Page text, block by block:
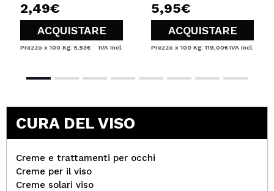
2,49€
ACQUISTARE
Prezzo x 100 Kg: 5,53€ IVA Incl.
5,95€
ACQUISTARE
Prezzo x 100 Kg: 119,00€IVA Incl.
CURA DEL VISO
Creme e trattamenti per occhi
Creme per il viso
Creme solari viso